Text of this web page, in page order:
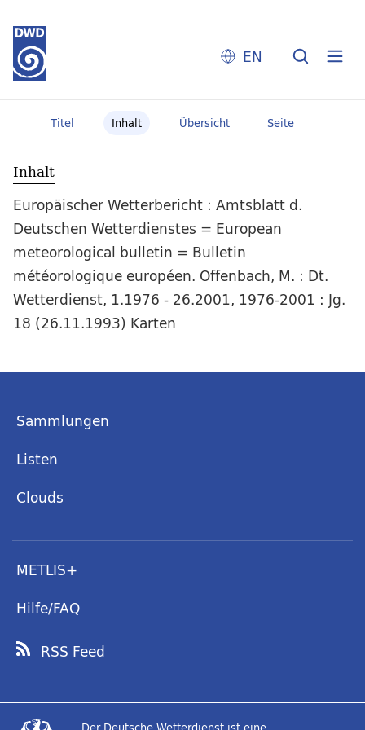
EN
Titel Inhalt Übersicht Seite
Inhalt
Europäischer Wetterbericht : Amtsblatt d.
Deutschen Wetterdienstes = European
meteorological bulletin = Bulletin
météorologique européen. Offenbach, M. : Dt.
Wetterdienst, 1.1976 - 26.2001, 1976-2001 : Jg.
18 (26.11.1993) Karten
Sammlungen
Listen
Clouds
METLIS+
Hilfe/FAQ
RSS Feed